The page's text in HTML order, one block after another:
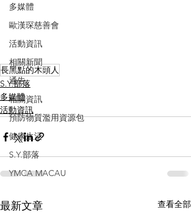
多媒體
歐漢琛慈善會
活動資訊
相關新聞
通告
相關資訊
預防物質濫用資源包
健康生活
S.Y.部落
YMCA MACAU
長黑點的木頭人
S.Y.部落
多媒體
活動資訊
最新文章 查看全部